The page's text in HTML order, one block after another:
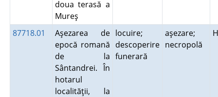
doua terasă a
Mureş
87718.01
Aşezarea de
epocă romană
de la
Sântandrei. În
hotarul
localităţii, la
locuire;
descoperire
funerară
aşezare;
necropolă